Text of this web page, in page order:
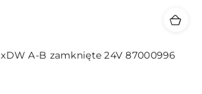
A-B zamknięte 24V 87000996